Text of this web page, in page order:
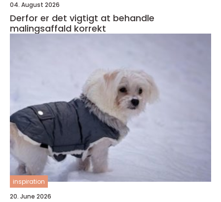
04. August 2026
Derfor er det vigtigt at behandle
malingsaffald korrekt
inspiration
20. June 2026